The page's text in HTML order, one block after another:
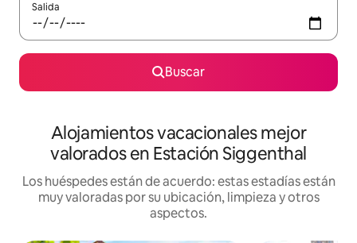
Salida
Buscar
Alojamientos vacacionales mejor
valorados en Estación Siggenthal
Los huéspedes están de acuerdo: estas estadías están
muy valoradas por su ubicación, limpieza y otros
aspectos.